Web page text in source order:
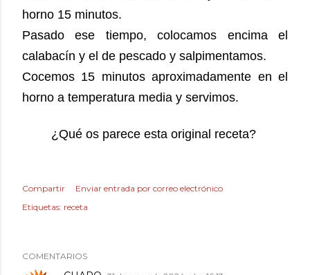
horno 15 minutos.
Pasado ese tiempo, colocamos encima el
calabacín y el de pescado y salpimentamos.
Cocemos 15 minutos aproximadamente en el
horno a temperatura media y servimos.
¿Qué os parece esta original receta?
Compartir
Enviar entrada por correo electrónico
Etiquetas: receta
COMENTARIOS